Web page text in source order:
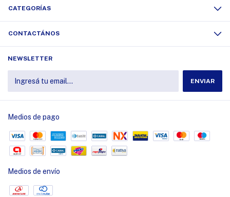
CATEGORÍAS
CONTACTÁNOS
NEWSLETTER
Medios de pago
Medios de envío